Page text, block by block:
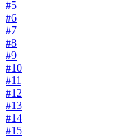
#5
#6
#7
#8
#9
#10
#11
#12
#13
#14
#15